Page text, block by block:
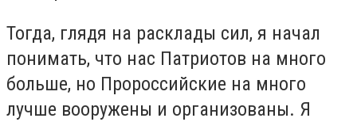
Тогда, глядя на расклады сил, я начал
понимать, что нас Патриотов на много
больше, но Пророссийские на много
лучше вооружены и организованы. Я